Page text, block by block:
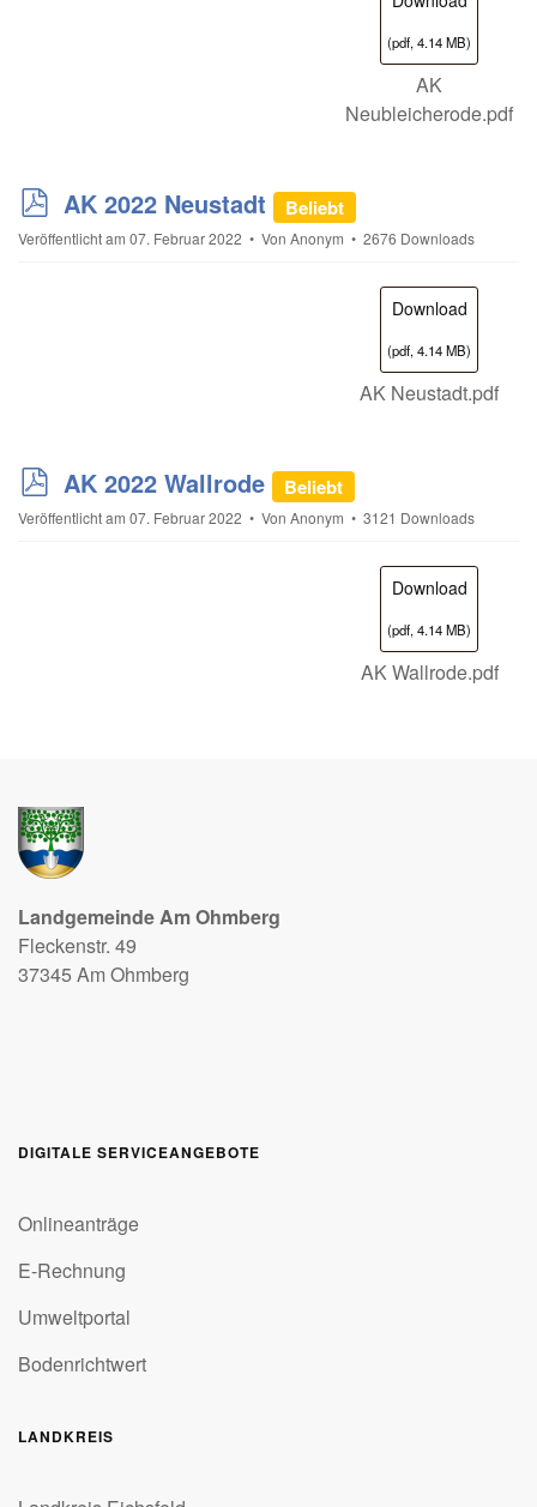
(pdf,4.14 MB)
AK
Neubleicherode.pdf
p
d
AK 2022 Neustadt Beliebt
Veröffentlicht am 07. Februar 2022 Von Anonym 2676 Downloads
Download
(pdf,4.14 MB)
AK Neustadt.pdf
p
d
AK 2022 Wallrode Beliebt
Veröffentlicht am 07. Februar 2022 Von Anonym 3121 Downloads
Download
(pdf,4.14 MB)
AK Wallrode.pdf
Landgemeinde Am Ohmberg
Fleckenstr. 49
37345 Am Ohmberg
DIGITALE SERVICEANGEBOTE
Onlineanträge
E-Rechnung
Umweltportal
Bodenrichtwert
LANDKREIS